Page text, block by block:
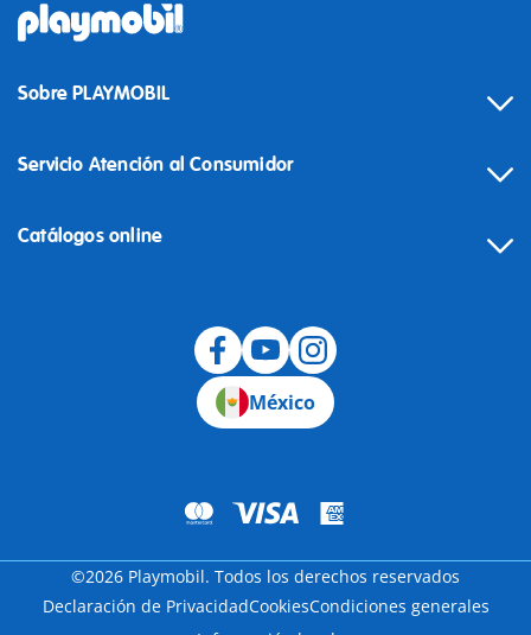
Sobre PLAYMOBIL
Servicio Atención al Consumidor
Catálogos online
México
©2026 Playmobil. Todos los derechos reservados
Declaración de PrivacidadCookiesCondiciones generales